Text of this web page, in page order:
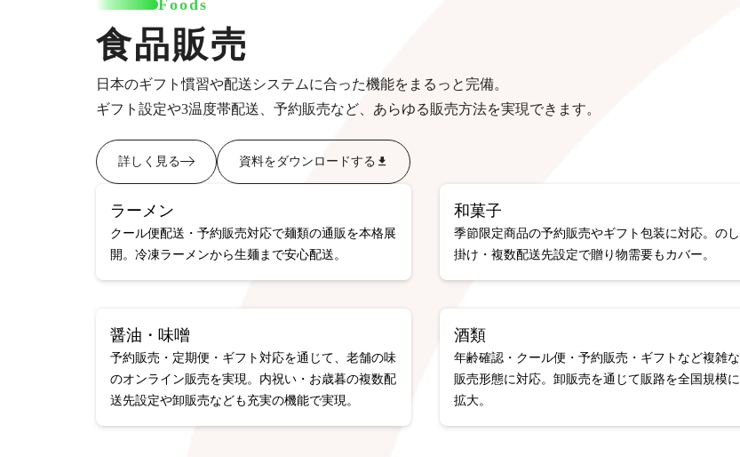
Foods
食品販売
日本のギフト慣習や配送システムに合った機能をまるっと完備。
ギフト設定や3温度帯配送、予約販売など、あらゆる販売方法を実現できます。
詳しく見る 資料をダウンロードする
ラーメン
クール便配送・予約販売対応で麺類の通販を本格展
開。冷凍ラーメンから生麺まで安心配送。
和菓子
季節限定商品の予約販売やギフト包装に対応。のし
掛け・複数配送先設定で贈り物需要もカバー。
醤油・味噌
予約販売・定期便・ギフト対応を通じて、老舗の味
のオンライン販売を実現。内祝い・お歳暮の複数配
送先設定や卸販売なども充実の機能で実現。
酒類
年齢確認・クール便・予約販売・ギフトなど複雑な
販売形態に対応。卸販売を通じて販路を全国規模に
拡大。